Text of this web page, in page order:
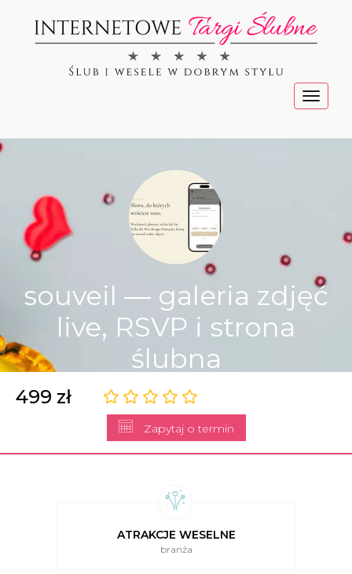
Menu
souveil — galeria zdjęć
live, RSVP i strona
ślubna
499 zł
Zapytaj o termin
ATRAKCJE WESELNE
branża